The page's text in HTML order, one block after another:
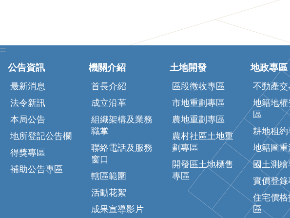
:::
公告資訊
最新消息
法令新訊
本局公告
地所登記公告欄
得獎專區
補助公告專區
機關介紹
首長介紹
成立沿革
組織架構及業務
職掌
聯絡電話及服務
窗口
轄區範圍
活動花絮
成果宣導影片
土地開發
區段徵收專區
市地重劃專區
農地重劃專區
農村社區土地重
劃專區
開發區土地標售
專區
地政專區
不動產交
地籍地
區
耕地租約
地籍圖重
國土測繪
實價登錄
住宅價
區